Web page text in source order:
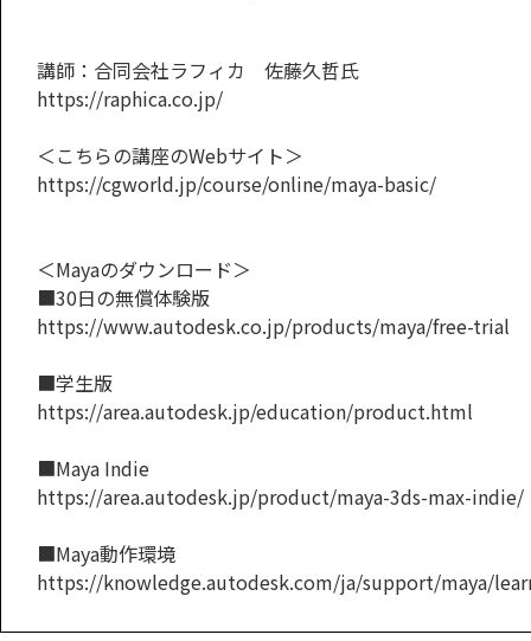
講師：合同会社ラフィカ 佐藤久哲氏
https://raphica.co.jp/
＜こちらの講座のWebサイト＞
https://cgworld.jp/course/online/maya-basic/
＜Mayaのダウンロード＞
■30日の無償体験版
https://www.autodesk.co.jp/products/maya/free-trial
■学生版
https://area.autodesk.jp/education/product.html
■Maya Indie
https://area.autodesk.jp/product/maya-3ds-max-indie/
■Maya動作環境
https://knowledge.autodesk.com/ja/support/maya/